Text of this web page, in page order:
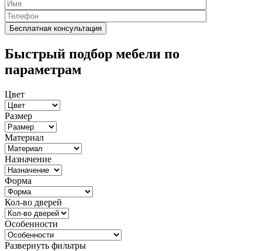
Быстрый подбор мебели по
параметрам
Цвет
Размер
Материал
Назначение
Форма
Кол-во дверей
Особенности
Развернуть фильтры